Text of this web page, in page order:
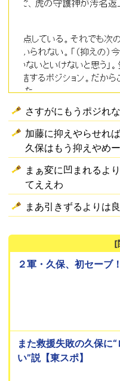
さすがにもうポジれ
加藤に抑えやらせれ
久保はもう抑えやめ
まぁ変に凹まれるよ
てええわ
まあ引きずるよりは
[
２軍・久保、初セーブ！
また救援失敗の久保に
い”説【東スポ】